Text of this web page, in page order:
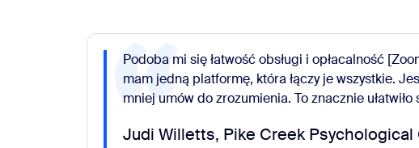
Podoba mi się łatwość obsługi i opłacalność
mam jedną platformę, która łączy je wszystkie.
mniej umów do zrozumienia. To znacznie ułatwiło
Judi Willetts, Pike Creek